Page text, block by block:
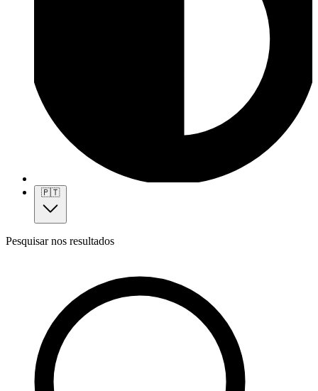
🇵🇹
Pesquisar nos resultados